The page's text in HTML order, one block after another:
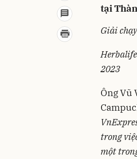
tại
Giải
2023
Ông Vũ
trong
một